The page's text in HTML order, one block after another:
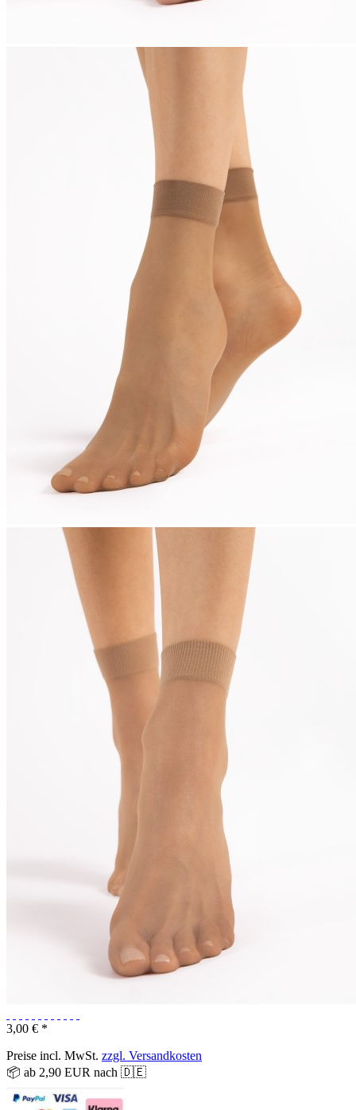
3,00 € *
Preise incl. MwSt. zzgl. Versandkosten
📦 ab 2,90 EUR nach 🇩🇪